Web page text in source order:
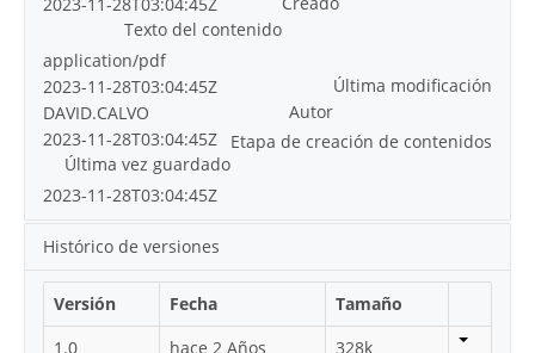
Texto del contenido
application/pdf
Última modificación
2023-11-28T03:04:45Z
Autor
DAVID.CALVO
Etapa de creación de contenidos
2023-11-28T03:04:45Z
Última vez guardado
2023-11-28T03:04:45Z
Histórico de versiones
Versión Fecha
Tamaño
1.0
hace 2 Años 328k